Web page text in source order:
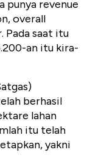
punya revenue
overall
Pada saat itu
an itu kira-
berhasil
lahan
itu telah
yakni